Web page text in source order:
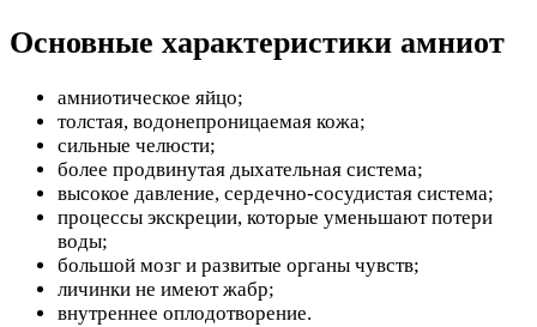
Основные характеристики амниот
амниотическое яйцо;
толстая, водонепроницаемая кожа;
сильные челюсти;
более продвинутая дыхательная система;
высокое давление, сердечно-сосудистая система;
процессы экскреции, которые уменьшают потери
воды;
большой мозг и развитые органы чувств;
личинки не имеют жабр;
внутреннее оплодотворение.